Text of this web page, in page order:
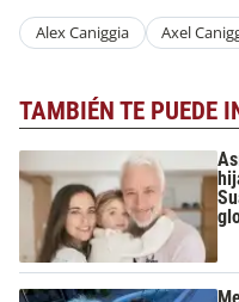
Alex Caniggia Axel
TAMBIÉN TE PUEDE